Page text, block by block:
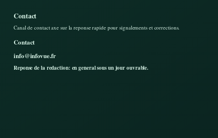
Contact
Canal de contact axe sur la reponse rapide pour signalements et corrections.
Contact
info@infovue.fr
Reponse de la redaction: en general sous un jour ouvrable.